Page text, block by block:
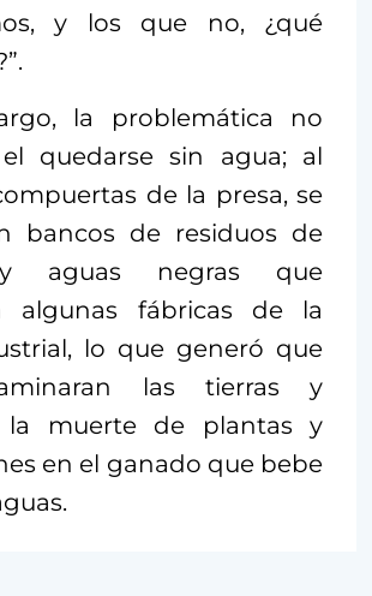
y los que no, ¿qué
la problemática no
quedarse sin agua; al
de la presa, se
bancos de residuos de
aguas negras que
algunas fábricas de la
lo que generó que
las tierras y
la muerte de plantas y
en el ganado que bebe